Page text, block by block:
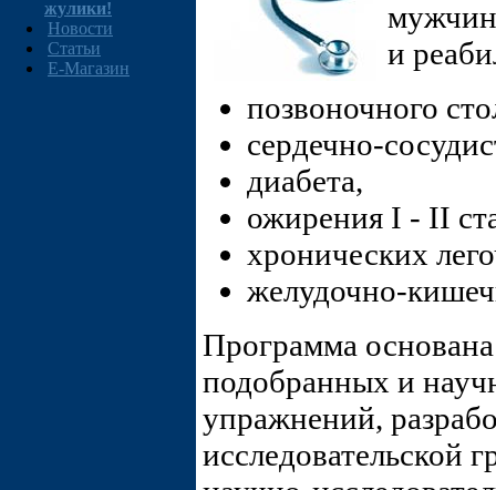
жулики!
Новости
Статьи
E-Магазин
и
позвоночного
сердечно-
диабета,
ожирения I - II
хронических
желудочно-
Программа
подобранных и
упражнений,
исследовательской